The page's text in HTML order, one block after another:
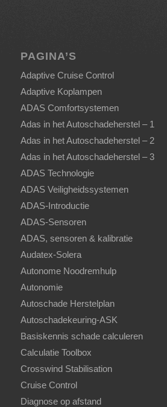
PAGINA’S
Adaptive Cruise Control
Adaptive Koplampen
ADAS Comfortsystemen
Adas in het Autoschadeherstel – 1
Adas in het Autoschadeherstel – 2
Adas in het Autoschadeherstel – 3
ADAS Technologie
ADAS Veiligheidssystemen
ADAS-Introductie
ADAS-Sensoren
ADAS, sensoren & kalibratie
Audatex-Solera
Autonome Noodremhulp
Autonomie
Autoschade Herstelplan
Autoschadekeuring-ASK
Basiskennis schade calculeren
Calculatie Toolbox
Crosswind Stabilisation
Cruise Control
Diagnose op afstand